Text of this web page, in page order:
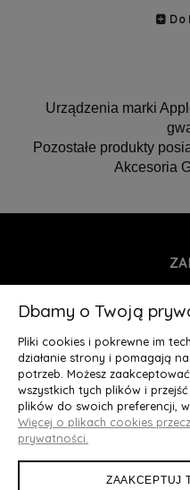
Do
Urządzenia marki
Pozostałe produkty
Akcesoria
O
Deluxury.pl
Dbamy o Twoją
Pliki cookies i pokrewne im
działanie strony i pomagają
potrzeb. Możesz
wszystkich tych plików i
plików do swoich preferencji,
Więcej o plikach cookies
prywatności.
ZAAKCEPTUJ